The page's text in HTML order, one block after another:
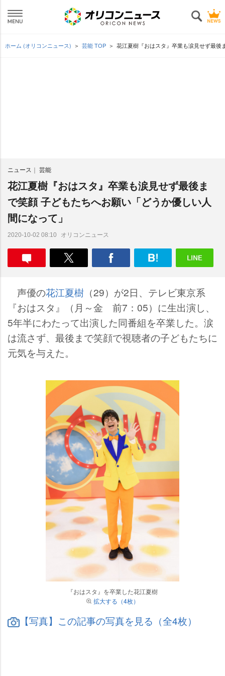
ホーム (オリコンニュース) 芸能 TOP 花江夏樹『おはスタ』卒業も涙見せず最
ニュース 芸能
花江夏樹『おはスタ』卒業も涙見せず最後ま
で笑顔 子どもたちへお願い「どうか優しい人
間になって」
2020-10-02 08:10 オリコンニュース
声優の花江夏樹 （29）が2日、テレビ東京系
『おはスタ』（月～金 前7：05）に生出演し、
5年半にわたって出演した同番組を卒業した。涙
は流さず、最後まで笑顔で視聴者の子どもたちに
元気を与えた。
『おはスタ』を卒業した花江夏樹
拡大する（4枚）
【写真】この記事の写真を見る（全4枚）